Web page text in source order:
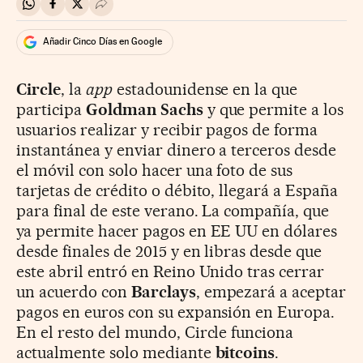
Compartir en Whatsapp
Compartir en Facebook
Compartir en Twitter
Desplegar Redes Sociales
Añadir Cinco Días en Google
Circle, la appestadounidense en la que
participa Goldman Sachsy que permite a los
usuarios realizar y recibir pagos de forma
instantánea y enviar dinero a terceros desde
el móvil con solo hacer una foto de sus
tarjetas de crédito o débito, llegará a España
para final de este verano. La compañía, que
ya permite hacer pagos en EE UU en dólares
desde finales de 2015 y en libras desde que
este abril entró en Reino Unido tras cerrar
un acuerdo con Barclays, empezará a aceptar
pagos en euros con su expansión en Europa.
En el resto del mundo, Circle funciona
actualmente solo mediante bitcoins.